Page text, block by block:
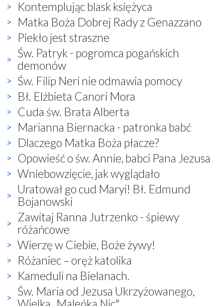
Kontemplując blask księżyca
Matka Boża Dobrej Rady z Genazzano
Piekło jest straszne
Św. Patryk - pogromca pogańskich
demonów
Św. Filip Neri nie odmawia pomocy
Bł. Elżbieta Canori Mora
Cuda św. Brata Alberta
Marianna Biernacka - patronka babć
Dlaczego Matka Boża płacze?
Opowieść o św. Annie, babci Pana Jezusa
Wniebowzięcie, jak wyglądało
Uratował go cud Maryi! Bł. Edmund
Bojanowski
Zawitaj Ranna Jutrzenko - śpiewy
różańcowe
Wierzę w Ciebie, Boże żywy!
Różaniec – oręż katolika
Kameduli na Bielanach.
Św. Maria od Jezusa Ukrzyżowanego,